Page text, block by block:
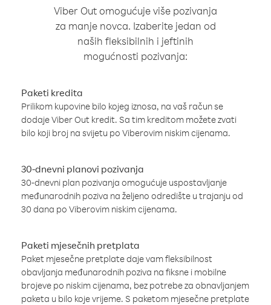
Viber Out omogućuje više pozivanja
za manje novca. Izaberite jedan od
naših fleksibilnih i jeftinih
mogućnosti pozivanja:
Paketi kredita
Prilikom kupovine bilo kojeg iznosa, na vaš račun se
dodaje Viber Out kredit. Sa tim kreditom možete zvati
bilo koji broj na svijetu po Viberovim niskim cijenama.
30-dnevni planovi pozivanja
30-dnevni plan pozivanja omogućuje uspostavljanje
međunarodnih poziva na željeno odredište u trajanju od
30 dana po Viberovim niskim cijenama.
Paketi mjesečnih pretplata
Paket mjesečne pretplate daje vam fleksibilnost
obavljanja međunarodnih poziva na fiksne i mobilne
brojeve po niskim cijenama, bez potrebe za obnavljanjem
paketa u bilo koje vrijeme. S paketom mjesečne pretplate